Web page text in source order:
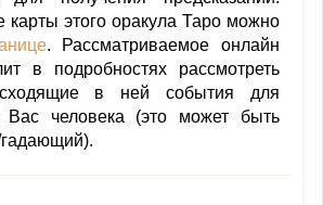
карты этого оракула Таро можно
. Рассматриваемое онлайн
в подробностях рассмотреть
в ней события для
Вас человека (это может быть